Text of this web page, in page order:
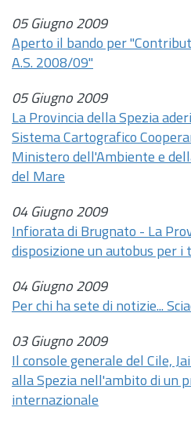
05 Giugno 2009
Aperto il bando per
A.S. 2008/09"
05 Giugno 2009
La Provincia della Spezia
Sistema Cartografico
Ministero dell'Ambiente e
del Mare
04 Giugno 2009
Infiorata di Brugnato - La
disposizione un autobus per i
04 Giugno 2009
Per chi ha sete di notizie...
03 Giugno 2009
Il console generale del Cile,
alla Spezia nell'ambito di un
internazionale